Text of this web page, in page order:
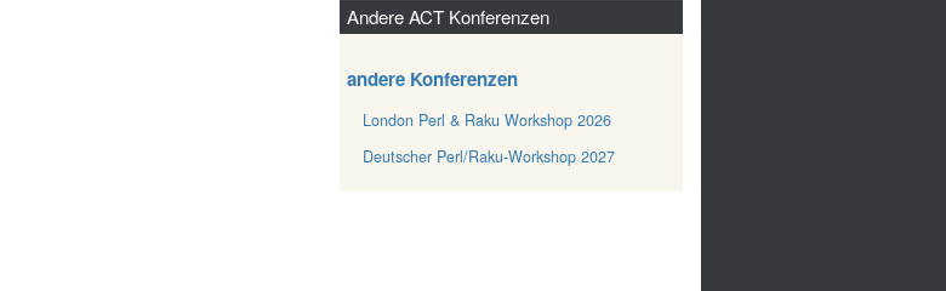
Andere ACT Konferenzen
andere Konferenzen
London Perl & Raku Workshop 2026
Deutscher Perl/Raku-Workshop 2027